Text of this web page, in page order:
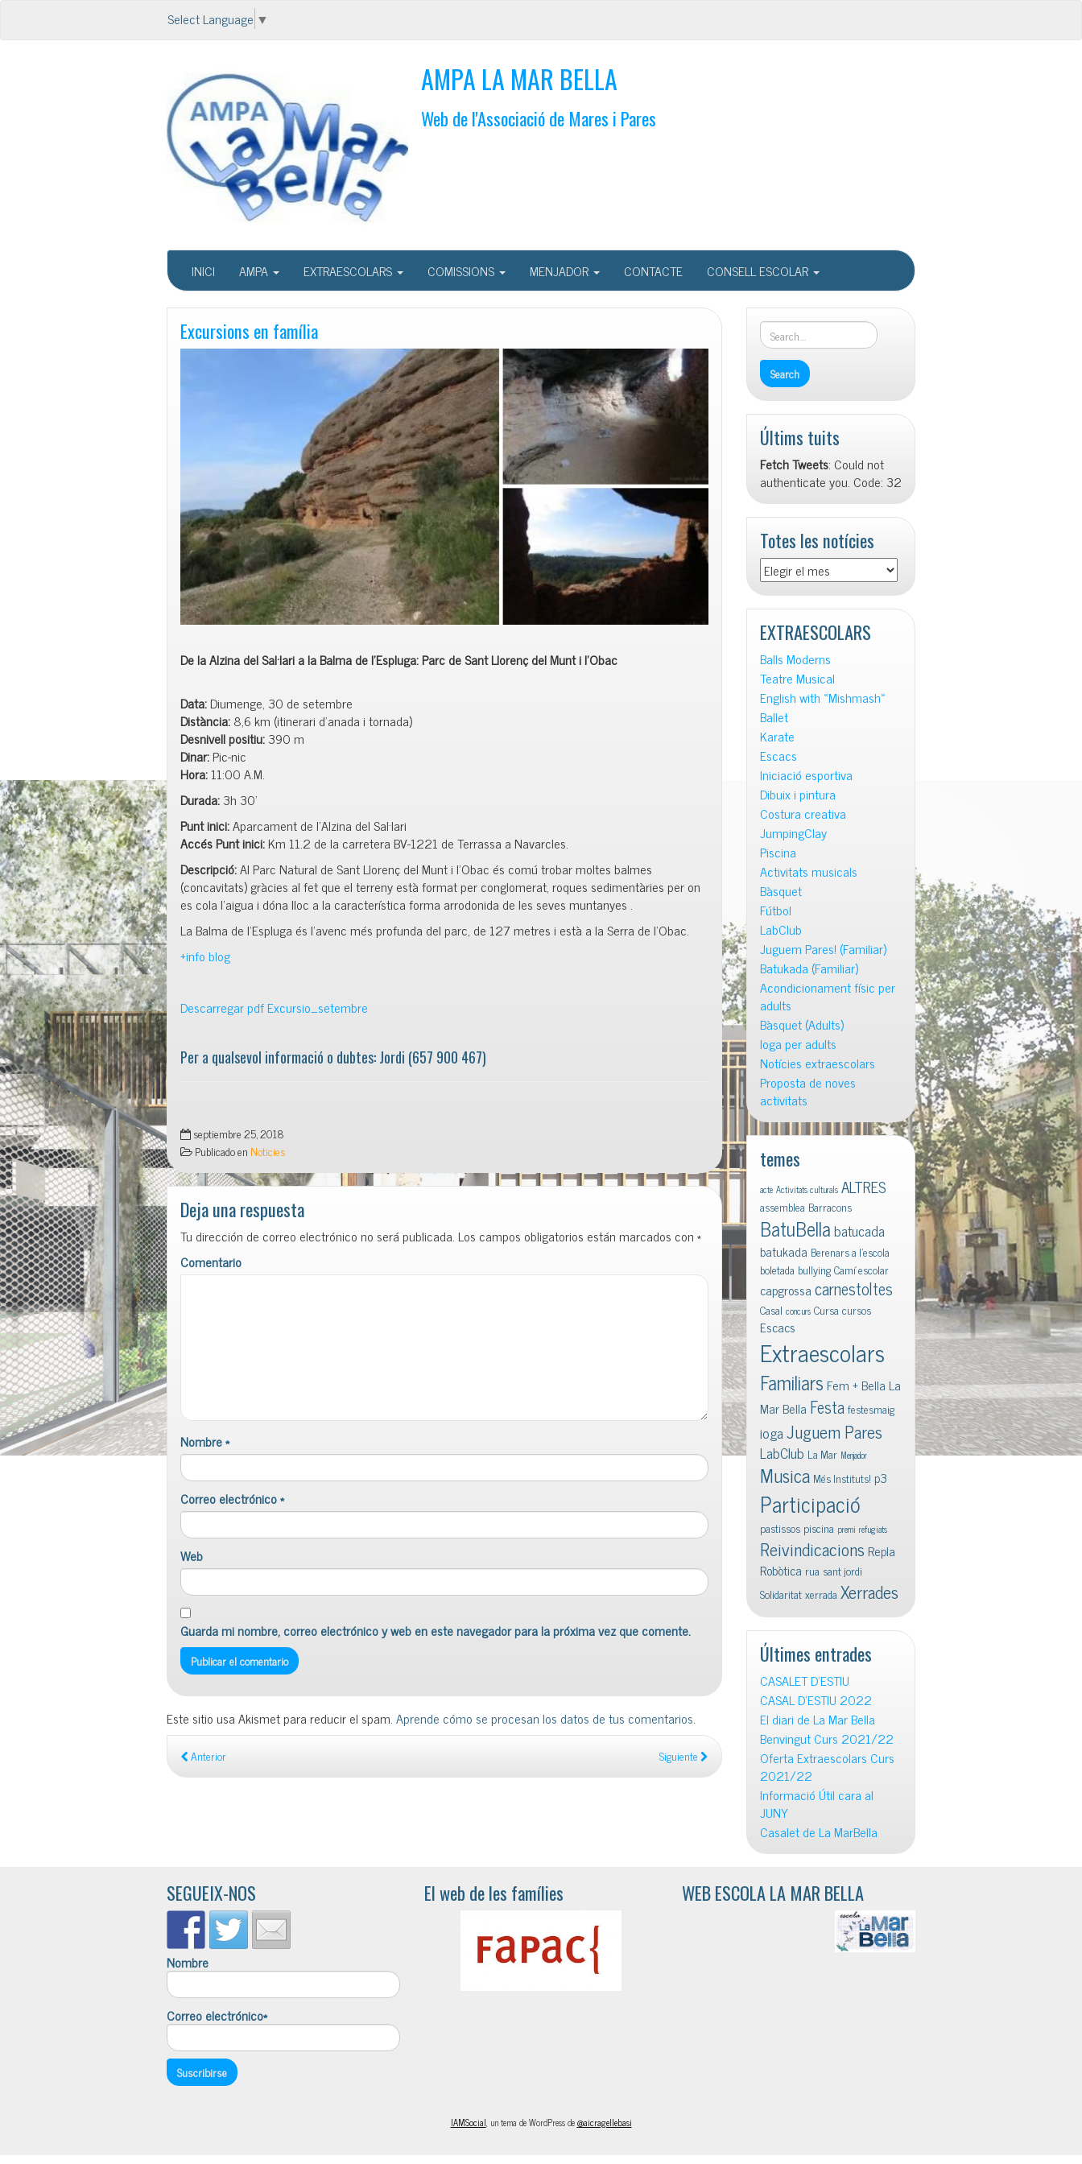
Select Language ▼
AMPA LA MAR BELLA
Web de l'Associació de Mares i Pares
INICI AMPA EXTRAESCOLARS COMISSIONS MENJADOR CONTACTE CONSELL ESCOLAR
Excursions en família
De la Alzina del Sal·lari a la Balma de l’Espluga: Parc de Sant Llorenç del Munt i l’Obac
Data:Diumenge, 30 de setembre
Distància:8,6 km (itinerari d’anada i tornada)
Desnivell positiu:390 m
Dinar:Pic-nic
Hora:11:00 A.M.
Durada:3h 30’
Punt inici:Aparcament de l’Alzina del Sal·lari
Accés Punt inici:Km 11.2 de la carretera BV-1221 de Terrassa a Navarcles.
Descripció:Al Parc Natural de Sant Llorenç del Munt i l’Obac és comú trobar moltes balmes
(concavitats) gràcies al fet que el terreny està format per conglomerat, roques sedimentàries per on
es cola l’aigua i dóna lloc a la característica forma arrodonida de les seves muntanyes .
La Balma de l’Espluga és l’avenc més profunda del parc, de 127 metres i està a la Serra de l’Obac.
+info blog
Descarregar pdf Excursio_setembre
Per a qualsevol informació o dubtes: Jordi (657 900 467)
septiembre 25, 2018
Publicado en Noticies
Deja una respuesta
Tu dirección de correo electrónico no será publicada. Los campos obligatorios están marcados con*
Comentario
Nombre*
Correo electrónico*
Web
Guarda mi nombre, correo electrónico y web en este navegador para la próxima vez que comente.
Este sitio usa Akismet para reducir el spam.Aprende cómo se procesan los datos de tus comentarios.
Anterior Siguiente
Últims tuits
Fetch Tweets: Could not
authenticate you. Code: 32
Totes les notícies
Totes
les
notícies
EXTRAESCOLARS
Balls Moderns
Teatre Musical
English with «Mishmash»
Ballet
Karate
Escacs
Iniciació esportiva
Dibuix i pintura
Costura creativa
JumpingClay
Piscina
Activitats musicals
Bàsquet
Fútbol
LabClub
Juguem Pares! (Familiar)
Batukada (Familiar)
Acondicionament físic per
adults
Bàsquet (Adults)
Ioga per adults
Notícies extraescolars
Proposta de noves
activitats
temes
acte Activitats culturals ALTRES
assemblea Barracons
BatuBellabatucada
batukada Berenars a l'escola
boletada bullyingCamí escolar
capgrossacarnestoltes
Casal concurs Cursa cursos
Escacs
Extraescolars
Familiars Fem + Bella La
Mar Bella Festafestesmaig
iogaJuguem Pares
LabClub La Mar Menjador
Musica Més Instituts! p3
Participació
pastissos piscina premi refugiats
Reivindicacions Repla
Robòtica rua sant jordi
Solidaritatxerrada Xerrades
Últimes entrades
CASALET D’ESTIU
CASAL D’ESTIU 2022
El diari de La Mar Bella
Benvingut Curs 2021/22
Oferta Extraescolars Curs
2021/22
Informació Útil cara al
JUNY
Casalet de La MarBella
SEGUEIX-NOS
Nombre
Correo electrónico*
El web de les famílies WEB ESCOLA LA MAR BELLA
IAMSocial, un tema de WordPress de@aicragellebasi